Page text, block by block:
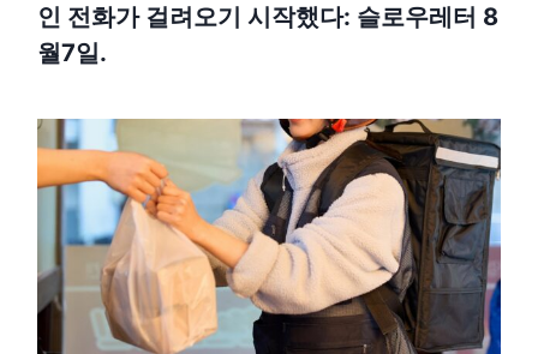
인 전화가 걸려오기 시작했다: 슬로우레터 8
월7일.